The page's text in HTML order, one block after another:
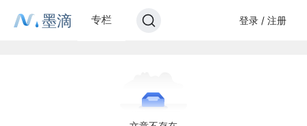
墨滴 专栏 登录 / 注册